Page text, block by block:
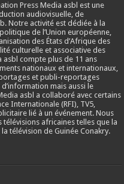
Press Media asbl est une
audiovisuelle, de
Notre activité est dédiée à la
de l’Union européenne,
des États d’Afrique des
culturelle et associative des
asbl compte plus de 11 ans
nationaux et internationaux,
et publi-reportages
mais aussi le
asbl a collaboré avec certains
Internationale (RFI), TV5,
lié à un événement. Nous
africaines telles que la
télévision de Guinée Conakry.